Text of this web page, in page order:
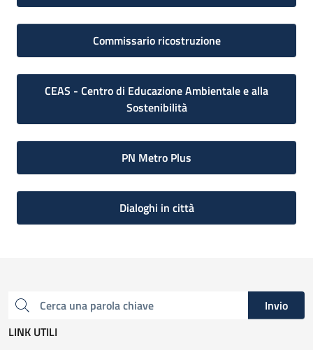
Commissario ricostruzione
CEAS - Centro di Educazione Ambientale e alla
Sostenibilità
PN Metro Plus
Dialoghi in città
Cerca una parola chiave
Invio
LINK UTILI